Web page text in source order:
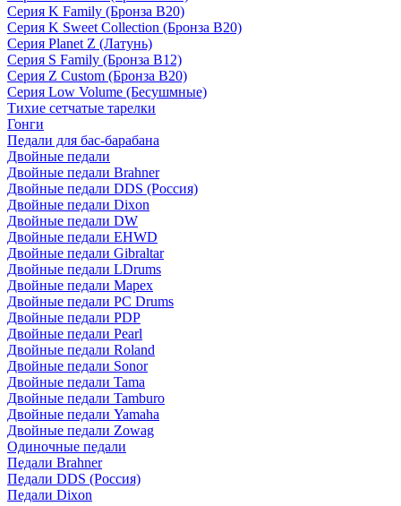
Серия K Family (Бронза B20)
Серия K Sweet Collection (Бронза B20)
Серия Planet Z (Латунь)
Серия S Family (Бронза B12)
Серия Z Custom (Бронза B20)
Серия Low Volume (Бесушмные)
Тихие сетчатые тарелки
Гонги
Педали для бас-барабана
Двойные педали
Двойные педали Brahner
Двойные педали DDS (Россия)
Двойные педали Dixon
Двойные педали DW
Двойные педали EHWD
Двойные педали Gibraltar
Двойные педали LDrums
Двойные педали Mapex
Двойные педали PC Drums
Двойные педали PDP
Двойные педали Pearl
Двойные педали Roland
Двойные педали Sonor
Двойные педали Tama
Двойные педали Tamburo
Двойные педали Yamaha
Двойные педали Zowag
Одиночные педали
Педали Brahner
Педали DDS (Россия)
Педали Dixon